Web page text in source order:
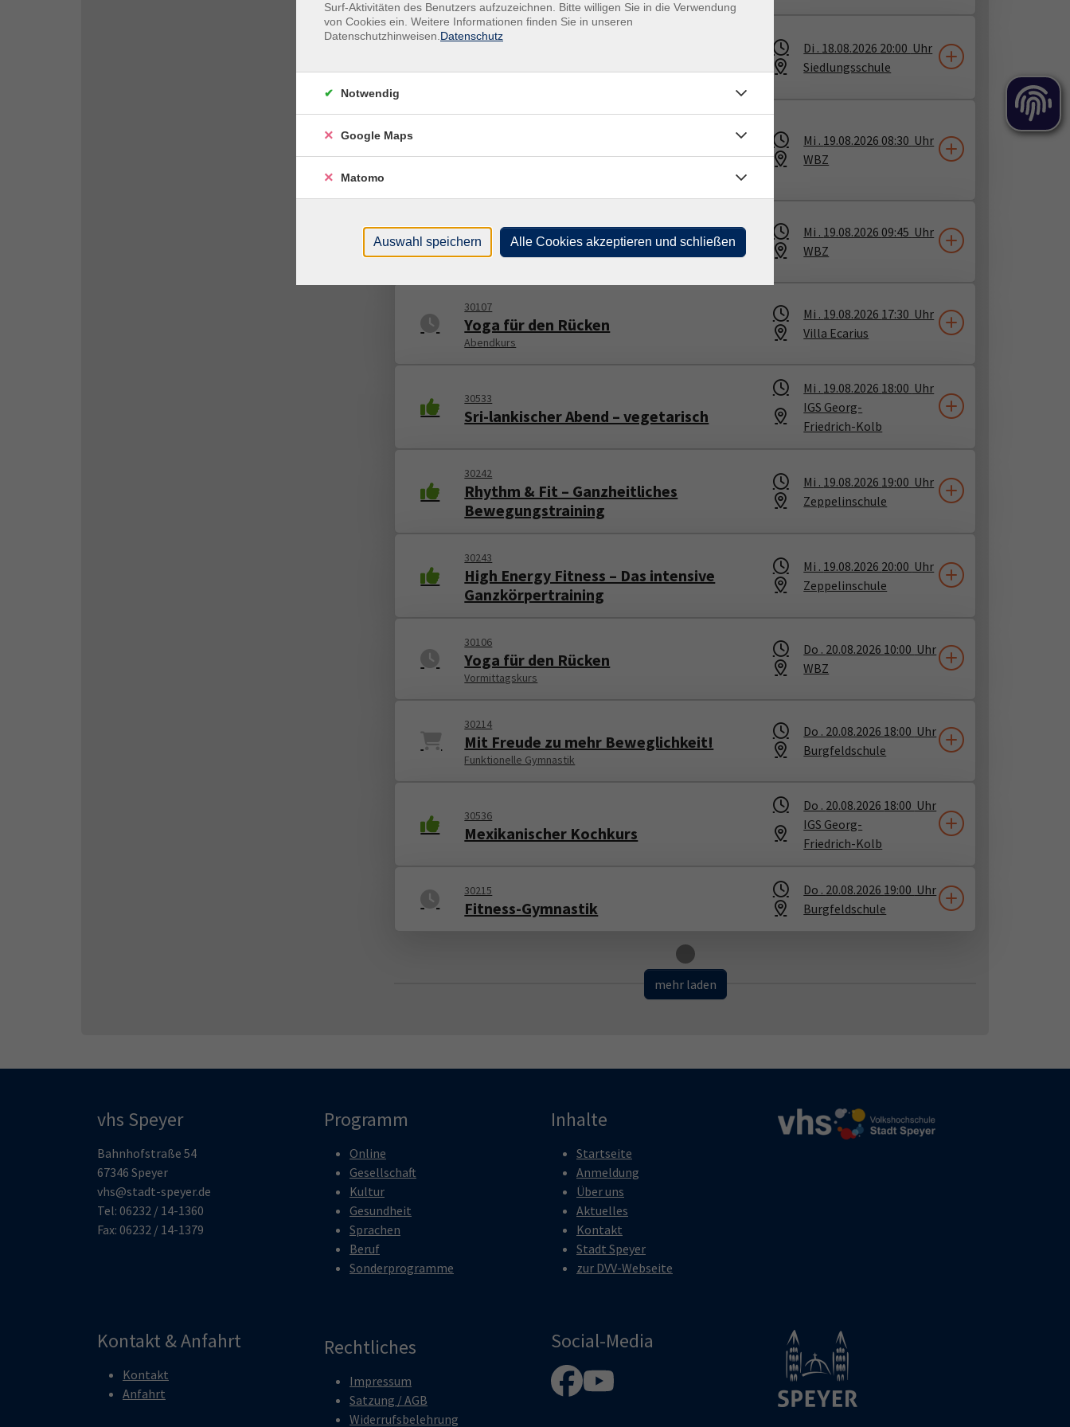
30241
Ganzkörpertraining
Di . 18.08.2026 20:00 Uhr
Siedlungsschule
Vitalität genießen
Mi . 19.08.2026 08:30 Uhr
WBZ
30211
Funktionsgymnastik 55 plus
Vormittagskurs
Mi . 19.08.2026 09:45 Uhr
WBZ
30107
Yoga für den Rücken
Abendkurs
Mi . 19.08.2026 17:30 Uhr
Villa Ecarius
30533
Sri-lankischer Abend – vegetarisch
Mi . 19.08.2026 18:00 Uhr
IGS Georg-
Friedrich-Kolb
30242
Rhythm & Fit – Ganzheitliches
Bewegungstraining
Mi . 19.08.2026 19:00 Uhr
Zeppelinschule
30243
High Energy Fitness – Das intensive
Ganzkörpertraining
Mi . 19.08.2026 20:00 Uhr
Zeppelinschule
30106
Yoga für den Rücken
Vormittagskurs
Do . 20.08.2026 10:00 Uhr
WBZ
30214
Mit Freude zu mehr Beweglichkeit!
Funktionelle Gymnastik
Do . 20.08.2026 18:00 Uhr
Burgfeldschule
30536
Mexikanischer Kochkurs
Do . 20.08.2026 18:00 Uhr
IGS Georg-
Friedrich-Kolb
30215
Fitness-Gymnastik
Do . 20.08.2026 19:00 Uhr
Burgfeldschule
Loading...
mehr laden
vhs Speyer
Bahnhofstraße 54
67346 Speyer
vhs@stadt-speyer.de
Tel: 06232 / 14-1360
Fax: 06232 / 14-1379
Programm
Online
Gesellschaft
Kultur
Gesundheit
Sprachen
Beruf
Sonderprogramme
Inhalte
Startseite
Anmeldung
Über uns
Aktuelles
Kontakt
Stadt Speyer
zur DVV-Webseite
Kontakt & Anfahrt
Kontakt
Anfahrt
Rechtliches
Impressum
Satzung / AGB
Widerrufsbelehrung
Social-Media
Surf-Aktivitäten des Benutzers aufzuzeichnen. Bitte willigen Sie in die Verwendung
von Cookies ein. Weitere Informationen finden Sie in unseren
Datenschutzhinweisen. Datenschutz
Notwendig
Google Maps
Matomo
Auswahl speichern Alle Cookies akzeptieren und schließen